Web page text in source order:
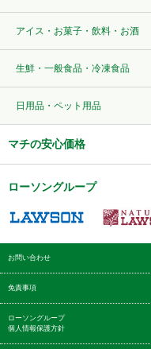
アイス・お菓子・飲料・お酒
生鮮・一般食品・冷凍食品
日用品・ペット用品
マチの安心価格
ローソングループ
お問い合わせ
免責事項
ローソングループ
個人情報保護方針